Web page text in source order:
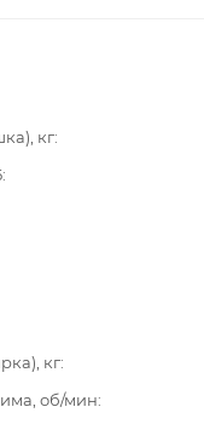
кг
кг
об/мин